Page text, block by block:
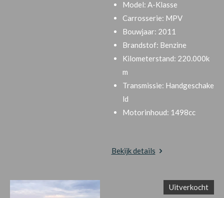
Model: A-Klasse
Carrosserie: MPV
Bouwjaar: 2011
Brandstof: Benzine
Kilometerstand: 220.000k
m
Transmissie: Handgeschake
ld
Motorinhoud: 1498cc
Bekijk details
Uitverkocht